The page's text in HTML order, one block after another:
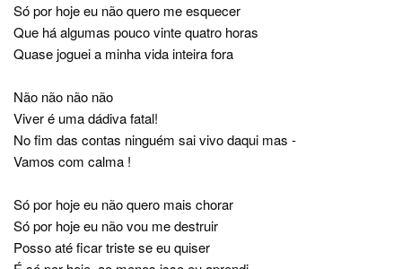
Só por hoje eu não quero me esquecer
Que há algumas pouco vinte quatro horas
Quase joguei a minha vida inteira fora
Não não não não
Viver é uma dádiva fatal!
No fim das contas ninguém sai vivo daqui mas -
Vamos com calma !
Só por hoje eu não quero mais chorar
Só por hoje eu não vou me destruir
Posso até ficar triste se eu quiser